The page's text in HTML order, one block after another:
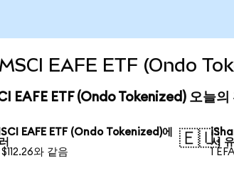
EAFE ETF (Ondo
EAFE ETF (Ondo Tokenized) 오늘의
EAFE ETF (Ondo Tokenized)에
와 같음
🇪🇺
서
1